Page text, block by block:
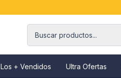
Los + Vendidos Ultra Ofertas